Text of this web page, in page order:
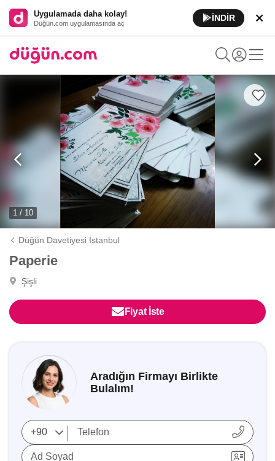
Uygulamada daha kolay!
Düğün.com uygulamasında aç
İNDİR
1 / 10
Düğün Davetiyesi İstanbul
Paperie
Şişli
Fiyat İste
Aradığın Firmayı Birlikte
Bulalım!
Ad Soyad